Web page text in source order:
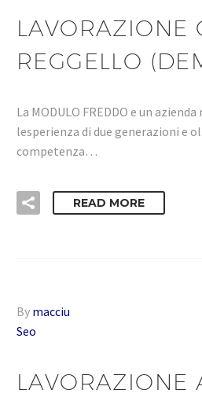
LAVORAZIONE
REGGELLO
La MODULO FREDDO e un
lesperienza di due generazioni e
competenza…
READ MORE
By macciu
Seo
LAVORAZIONE